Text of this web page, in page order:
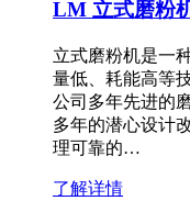
LM 立式磨粉
立式磨粉机是一
量低、耗能高等
公司多年先进的
多年的潜心设计
理可靠的…
了解详情